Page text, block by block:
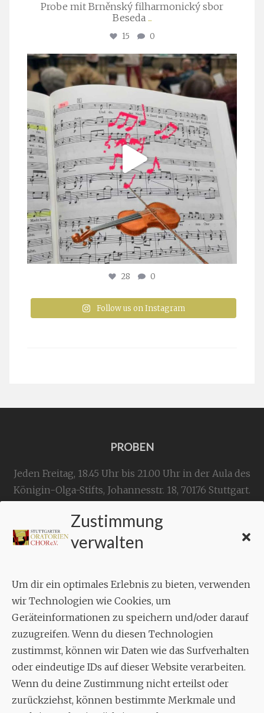
Zustimmung
verwalten
Um dir ein optimales Erlebnis zu bieten, verwenden
wir Technologien wie Cookies, um
Geräteinformationen zu speichern und/oder darauf
zuzugreifen. Wenn du diesen Technologien
zustimmst, können wir Daten wie das Surfverhalten
oder eindeutige IDs auf dieser Website verarbeiten.
Wenn du deine Zustimmung nicht erteilst oder
zurückziehst, können bestimmte Merkmale und
Probe mit Brněnský filharmonický sbor
Beseda ...
15 0
stuttgarter_oratorienchor
Juli 23
28 0
Follow us on Instagram
PROBEN
Jeden Freitag, 18.45 Uhr bis 21.00 Uhr in der Aula des
Königin-Olga-Stifts, Johannesstr. 18, 70176 Stuttgart.
KONTAKT
Geschäftsstelle:
Aixheimer Str. 18
70619 Stuttgart
MUSIK
Musikalischer Leiter:
Enrico Trummer
Tel.+49 (0)177 / 34 23 57 1